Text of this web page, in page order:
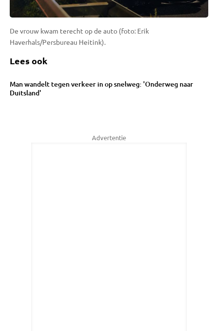
De vrouw kwam terecht op de auto (foto: Erik
Haverhals/Persbureau Heitink).
Lees ook
Man wandelt tegen verkeer in op snelweg: 'Onderweg naar
Duitsland'
Advertentie